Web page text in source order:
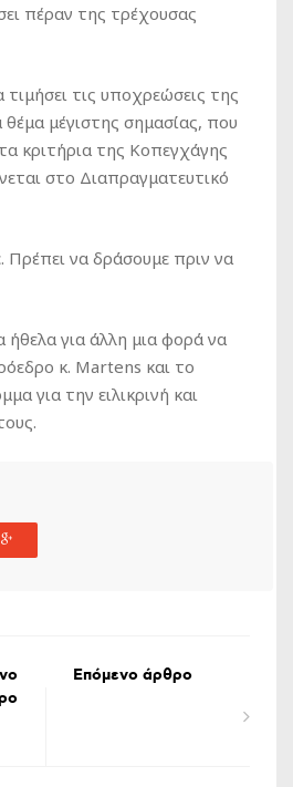
πέραν της τρέχουσας
τις υποχρεώσεις της
θέμα μέγιστης σημασίας, που
κριτήρια της Κοπεγχάγης
στο Διαπραγματευτικό
Πρέπει να δράσουμε πριν να
για άλλη μια φορά να
κ. Martens και το
για την ειλικρινή και
Επόμενο άρθρο